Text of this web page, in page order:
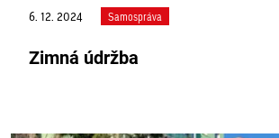
6. 12. 2024 Samospráva
Zimná údržba